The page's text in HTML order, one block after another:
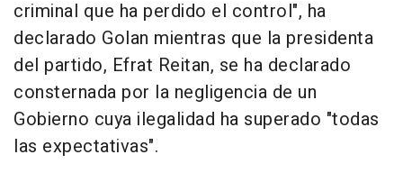
criminal que ha perdido el control", ha
declarado Golan mientras que la presidenta
del partido, Efrat Reitan, se ha declarado
consternada por la negligencia de un
Gobierno cuya ilegalidad ha superado "todas
las expectativas".